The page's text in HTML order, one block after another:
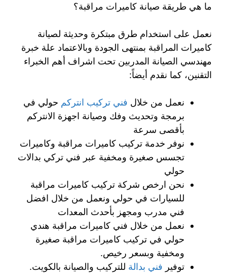
ما هي طريقة صيانة كاميرات مراقبة؟
نعمل على استخدام طرق مبتكرة وحديثة لصيانة
كاميرات المراقبة بمنتهى الجودة وبالاعتماد علة خبرة
مهندسي الصيانة المدربين تحت اشراف أهم الخبراء
التقنين، كما نقدم أيضاً:
نعمل من خلال فني تركيب انتركم حولي في
برمجة وتحديث وفك وصيانة اجهزة الانتركم
بأقصى سرعة
نوفر خدمة تركيب كاميرات مراقبة وكاميرات
تجسس صغيرة ومخفية عبر فني تركي بدالات
حولي
نحن ارخص شركة تركيب كاميرات مراقبة
للسيارات في حولي ونعمل من خلال افضل
فني مدرب ومجهز بأحدث المعدات
نعمل من خلال فني كاميرات مراقبة هندي
حولي في تركيب كاميرات مراقبة صغيرة
ومخفية وبسعر رخيص.
توفير فني بدالة للتركيب والصيانة بالكويت.